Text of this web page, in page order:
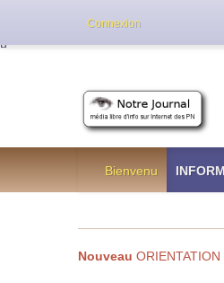
Bienvenu
Nouveau
Connexion
Cette version